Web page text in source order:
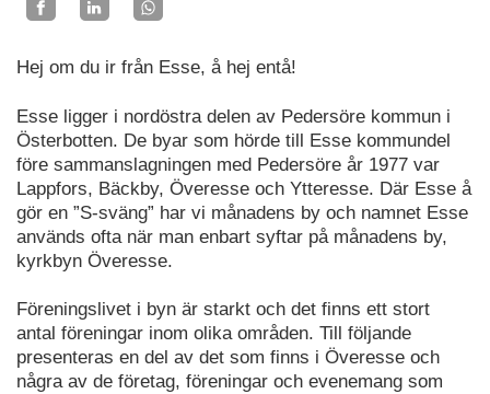
Hej om du ir från Esse, å hej entå!
Esse ligger i nordöstra delen av Pedersöre kommun i
Österbotten. De byar som hörde till Esse kommundel
före sammanslagningen med Pedersöre år 1977 var
Lappfors, Bäckby, Överesse och Ytteresse. Där Esse å
gör en ”S-sväng” har vi månadens by och namnet Esse
används ofta när man enbart syftar på månadens by,
kyrkbyn Överesse.
Föreningslivet i byn är starkt och det finns ett stort
antal föreningar inom olika områden. Till följande
presenteras en del av det som finns i Överesse och
några av de företag, föreningar och evenemang som